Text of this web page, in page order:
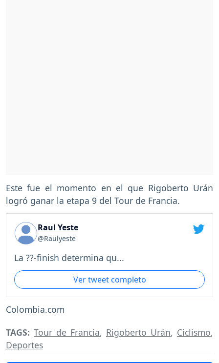
Este fue el momento en el que Rigoberto Urán
logró ganar la etapa 9 del Tour de Francia.
Raul Yeste
@Raulyeste
La ??-finish determina qu...
Ver tweet completo
Colombia.com
TAGS: Tour de Francia, Rigoberto Urán, Ciclismo,
Deportes